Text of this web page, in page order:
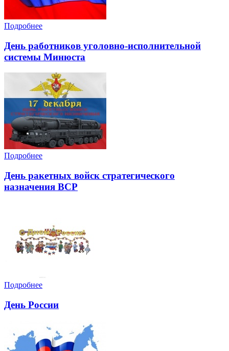
Подробнее
День работников уголовно-исполнительной
системы Минюста
Подробнее
День ракетных войск стратегического
назначения ВСР
Подробнее
День России